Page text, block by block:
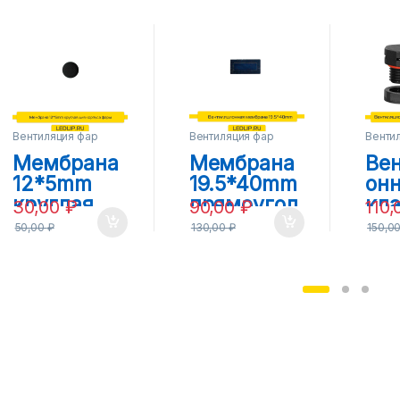
Вентиляция фар
Мембрана
12*5mm
круглая
для
30,00₽
50,00₽
Вентиляция фар
Мембрана
19.5*40mm
прямоугол
ьная для
90,00₽
130,00₽